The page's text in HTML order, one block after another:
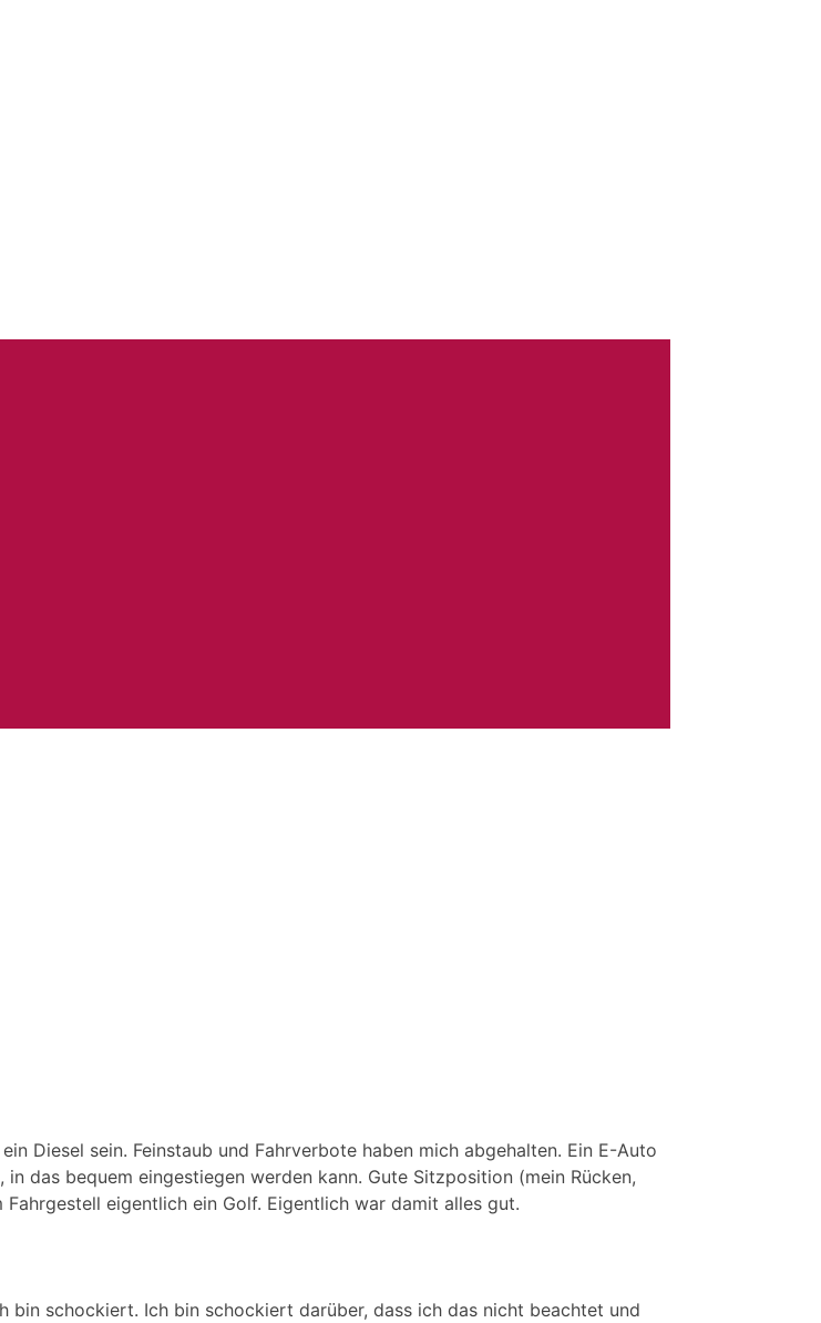
Diesel sein. Feinstaub und Fahrverbote haben mich abgehalten. Ein E-Auto
das bequem eingestiegen werden kann. Gute Sitzposition (mein Rücken,
eigentlich ein Golf. Eigentlich war damit alles gut.
bin schockiert. Ich bin schockiert darüber, dass ich das nicht beachtet und